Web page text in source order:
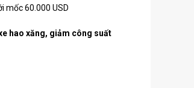
mốc 60.000 USD
hao xăng, giảm công suất